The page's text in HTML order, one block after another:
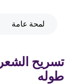
لمحة عامة
تسريح
طوله